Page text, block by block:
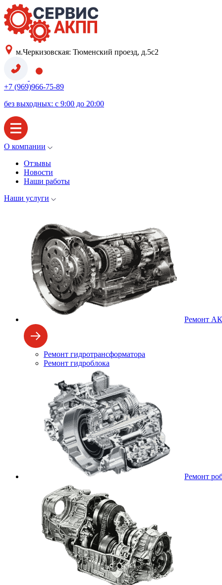
м.Черкизовская: Тюменский проезд, д.5с2
+7 (969)966-75-89
без выходных: с 9:00 до 20:00
О компании
Отзывы
Новости
Наши работы
Наши услуги
Ремонт
Ремонт гидротрансформатора
Ремонт гидроблока
Ремонт